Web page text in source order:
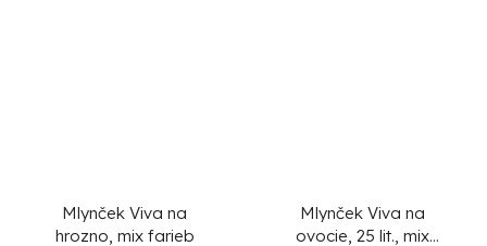
Mlynček Viva na
hrozno, mix farieb
Mlynček Viva na
ovocie, 25 lit., mix